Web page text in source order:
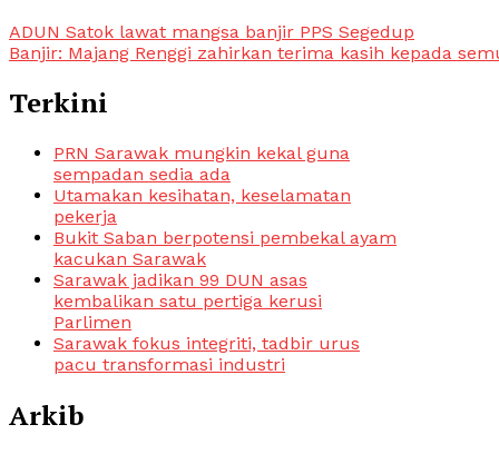
ADUN Satok lawat mangsa banjir PPS Segedup
Banjir: Majang Renggi zahirkan terima kasih kepada
Terkini
PRN Sarawak mungkin kekal guna
sempadan sedia ada
Utamakan kesihatan, keselamatan
pekerja
Bukit Saban berpotensi pembekal ayam
kacukan Sarawak
Sarawak jadikan 99 DUN asas
kembalikan satu pertiga kerusi
Parlimen
Sarawak fokus integriti, tadbir urus
pacu transformasi industri
Arkib